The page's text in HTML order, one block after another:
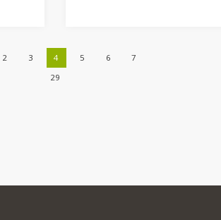
2 3 4 5 6
7
29